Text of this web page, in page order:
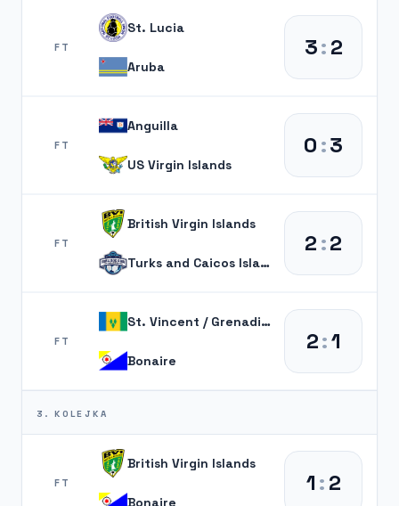
FT
St. Lucia
Aruba
3:2
FT
Anguilla
US Virgin Islands
0:3
FT
British Virgin Islands
Turks and Caicos Islands
2:2
FT
St. Vincent / Grenadines
Bonaire
2:1
3. KOLEJKA
FT
British Virgin Islands
Bonaire
1:2